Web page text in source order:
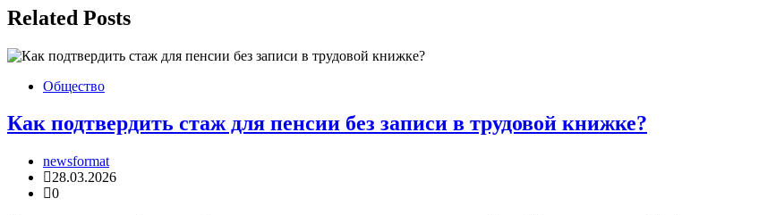
записям
Related Posts
Общество
Как подтвердить стаж для пенсии без записи в трудовой книжке?
newsformat
28.03.2026
0